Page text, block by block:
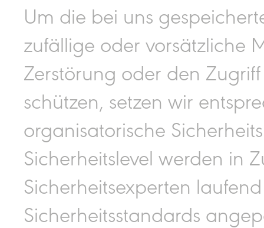
Um die bei uns
zufällige oder vorsätzliche
Zerstörung oder den
schützen, setzen wir
organisatorische
Sicherheitslevel werden in
Sicherheitsexperten
Sicherheitsstandards